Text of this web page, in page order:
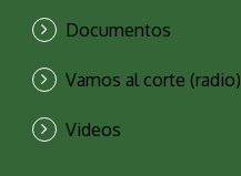
Documentos
Vamos al corte (radio)
Videos